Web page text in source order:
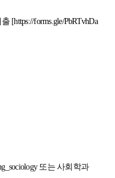
출 [https://forms.gle/PbRTvhDa
또는 사회학과